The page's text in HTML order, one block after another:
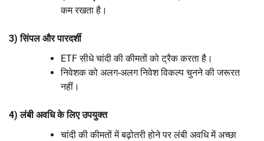
कम रखता है।
3) सिंपल और पारदर्शी
ETF सीधे चांदी की कीमतों को ट्रैक करता है।
निवेशक को अलग-अलग निवेश विकल्प चुनने की जरूरत
नहीं।
4) लंबी अवधि के लिए उपयुक्त
चांदी की कीमतों में बढ़ोतरी होने पर लंबी अवधि में अच्छा